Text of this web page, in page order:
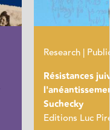
Research |
Résistances
Suchecky
Editions Luc